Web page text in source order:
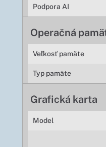
Podpora AI
Operačná
Veľkosť pamäte
Typ pamäte
Grafická karta
Model